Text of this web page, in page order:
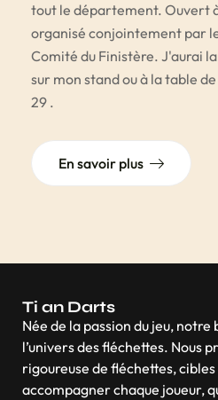
tout le département. Ouvert
organisé conjointement par
Comité du Finistère. J'aurai
sur mon stand ou à la table
29 .
En savoir plus
Ti an Darts
Née de la passion du jeu,
l’univers des fléchettes. Nous
rigoureuse de fléchettes,
accompagner chaque joueur,